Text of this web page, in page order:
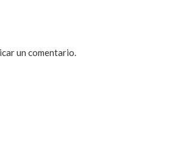
un comentario.